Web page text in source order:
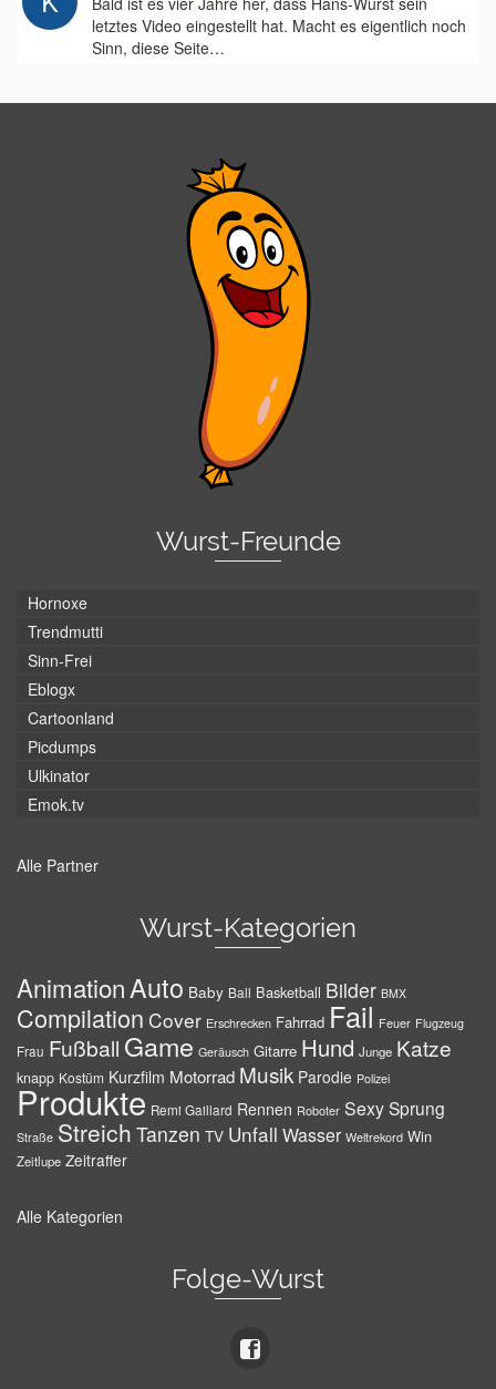
letztes Video eingestellt hat. Macht es eigentlich noch
Sinn, diese Seite…
Wurst-Freunde
Hornoxe
Trendmutti
Sinn-Frei
Eblogx
Cartoonland
Picdumps
Ulkinator
Emok.tv
Alle Partner
Wurst-Kategorien
AnimationAuto Baby Ball Basketball Bilder BMX
Compilation Cover Erschrecken Fahrrad Fail Feuer Flugzeug
Frau Fußball Game Geräusch Gitarre Hund Junge Katze
knapp Kostüm Kurzfilm Motorrad Musik Parodie Polizei
Produkte Remi Gaillard Rennen Roboter SexySprung
Straße Streich Tanzen TV Unfall Wasser Weltrekord Win
Zeitlupe Zeitraffer
Alle Kategorien
Folge-Wurst